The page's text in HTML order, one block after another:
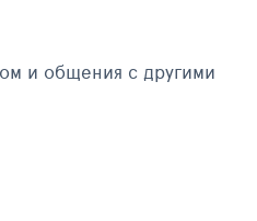
и общения с другими